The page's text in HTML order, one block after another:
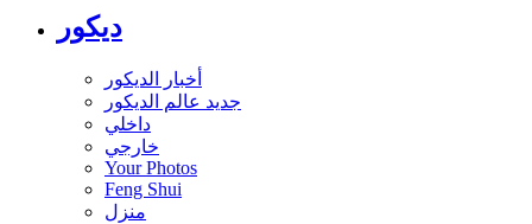
ديكور
أخبار الديكور
جديد عالم الديكور
داخلي
خارجي
Your Photos
Feng Shui
منزل